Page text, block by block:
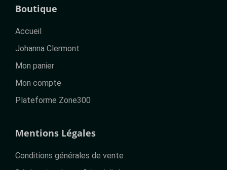
Boutique
Accueil
Johanna Clermont
Mon panier
Mon compte
Plateforme Zone300
Mentions Légales
Conditions générales de vente